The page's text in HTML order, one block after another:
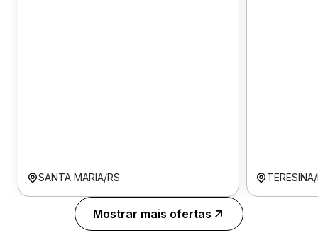
SANTA MARIA/RS
Mostrar mais ofertas